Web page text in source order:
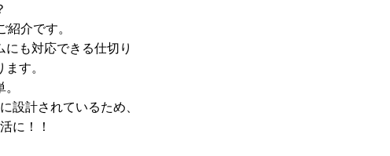
介です。
にも対応できる仕切り
す。
設計されているため、
に！！